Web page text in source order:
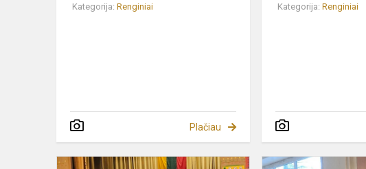
Kategorija: Renginiai
Plačiau
Kategorija:Renginiai
Kovo